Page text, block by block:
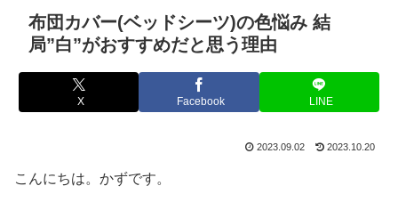
布団カバー(ベッドシーツ)の色悩み 結
局”白”がおすすめだと思う理由
X Facebook LINE
2023.09.02 2023.10.20
こんにちは。かずです。